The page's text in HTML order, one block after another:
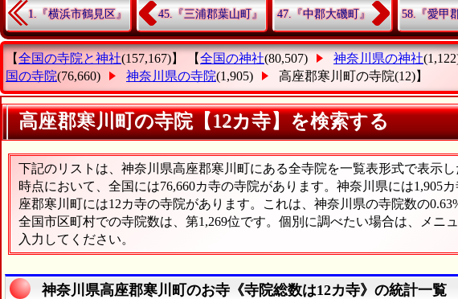
1.『横浜市鶴見区』 45.『三浦郡葉山町』 47.『中郡大磯町』 58.『愛甲
【全国の寺院と神社(157,167)】 【全国の神社(80,507) 神奈川県の神社
国の寺院(76,660) 神奈川県の寺院(1,905) 高座郡寒川町の寺院(12)】
高座郡寒川町の寺院【12カ寺】を検索する
下記のリストは、神奈川県高座郡寒川町にある全寺院を一覧表形式で表示し
時点において、全国には76,660カ寺の寺院があります。神奈川県には1,905
座郡寒川町には12カ寺の寺院があります。これは、神奈川県の寺院数の
全国市区町村での寺院数は、第1,269位です。個別に調べたい場合は、メニ
入力してください。
神奈川県高座郡寒川町のお寺《寺院総数は12カ寺》の統計一覧